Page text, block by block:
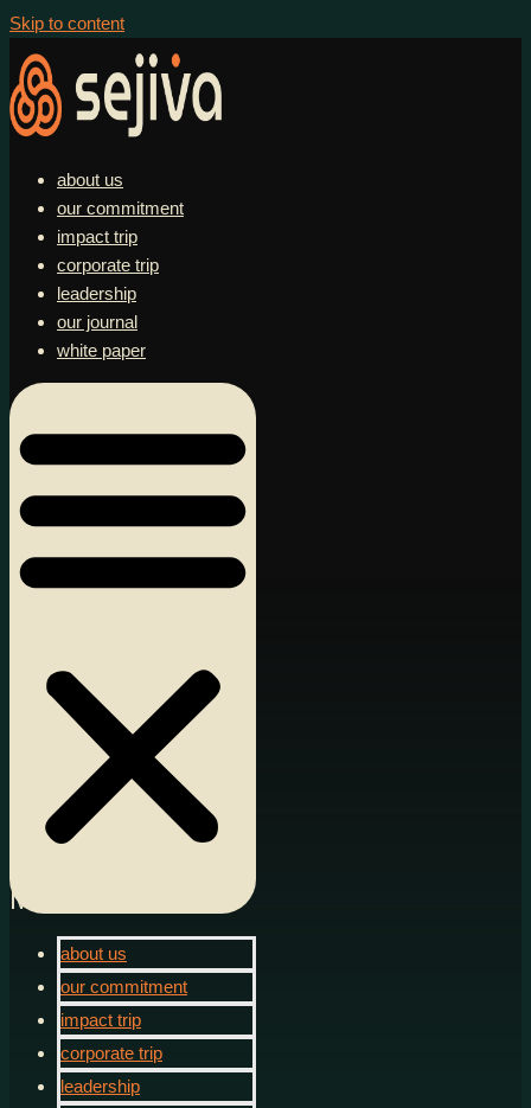
Skip to content
about us
our commitment
impact trip
corporate trip
leadership
our journal
white paper
Menu
about us
our commitment
impact trip
corporate trip
leadership